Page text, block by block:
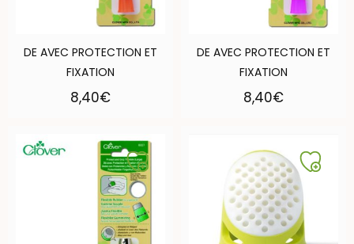
DE AVEC PROTECTION ET
FIXATION
8,40€
DE AVEC PROTECTION ET
FIXATION
8,40€